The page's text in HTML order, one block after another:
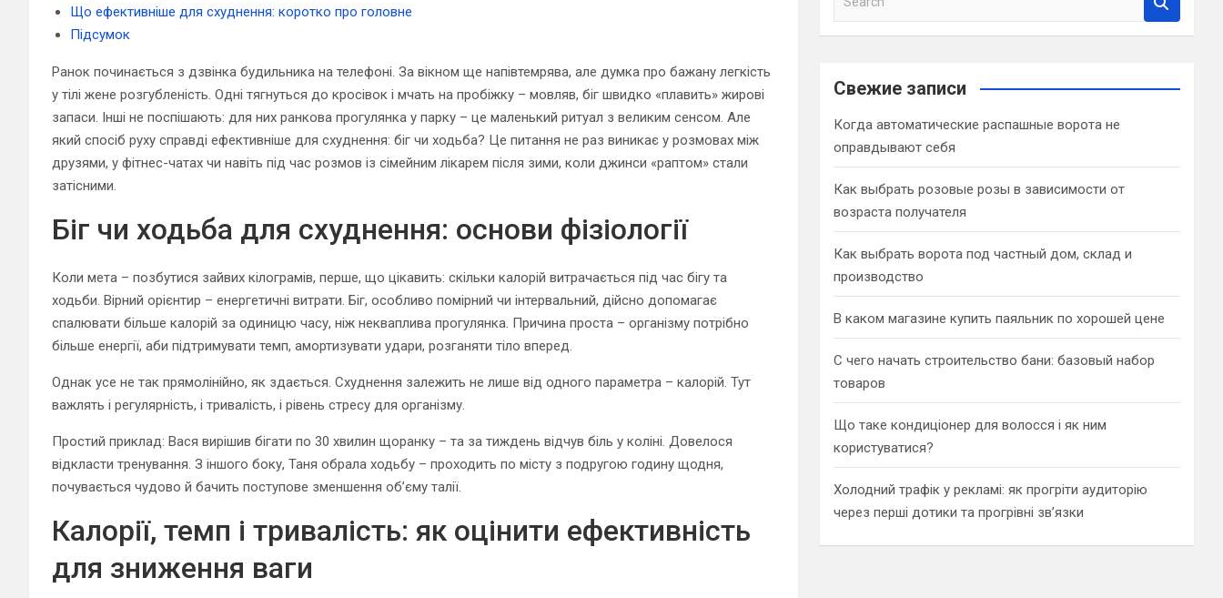
Що ефективніше для схуднення: коротко про головне
Підсумок
Ранок починається з дзвінка будильника на телефоні. За вікном ще напівтемрява, але думка про бажану легкість
у тілі жене розгубленість. Одні тягнуться до кросівок і мчать на пробіжку – мовляв, біг швидко «плавить» жирові
запаси. Інші не поспішають: для них ранкова прогулянка у парку – це маленький ритуал з великим сенсом. Але
який спосіб руху справді ефективніше для схуднення: біг чи ходьба? Це питання не раз виникає у розмовах між
друзями, у фітнес-чатах чи навіть під час розмов із сімейним лікарем після зими, коли джинси «раптом» стали
затісними.
Біг чи ходьба для схуднення: основи фізіології
Коли мета – позбутися зайвих кілограмів, перше, що цікавить: скільки калорій витрачається під час бігу та
ходьби. Вірний орієнтир – енергетичні витрати. Біг, особливо помірний чи інтервальний, дійсно допомагає
спалювати більше калорій за одиницю часу, ніж некваплива прогулянка. Причина проста – організму потрібно
більше енергії, аби підтримувати темп, амортизувати удари, розганяти тіло вперед.
Однак усе не так прямолінійно, як здається. Схуднення залежить не лише від одного параметра – калорій. Тут
важлять і регулярність, і тривалість, і рівень стресу для організму.
Простий приклад: Вася вирішив бігати по 30 хвилин щоранку – та за тиждень відчув біль у коліні. Довелося
відкласти тренування. З іншого боку, Таня обрала ходьбу – проходить по місту з подругою годину щодня,
почувається чудово й бачить поступове зменшення об’єму талії.
Калорії, темп і тривалість: як оцінити ефективність
для зниження ваги
a
c
Свежие записи
Когда автоматические распашные ворота не
оправдывают себя
Как выбрать розовые розы в зависимости от
возраста получателя
Как выбрать ворота под частный дом, склад и
производство
В каком магазине купить паяльник по хорошей цене
С чего начать строительство бани: базовый набор
товаров
Що таке кондиціонер для волосся і як ним
користуватися?
Холодний трафік у рекламі: як прогріти аудиторію
через перші дотики та прогрівні зв’язки